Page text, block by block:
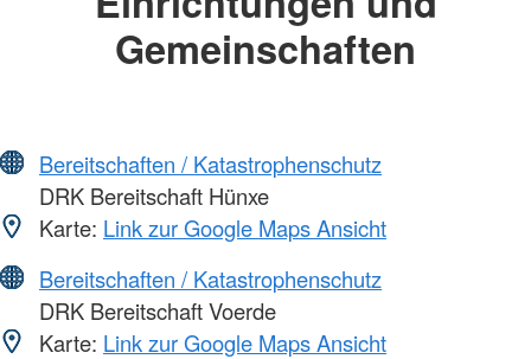
Gemeinschaften
Bereitschaften / Katastrophenschutz
DRK Bereitschaft Hünxe
Karte: Link zur Google Maps Ansicht
Bereitschaften / Katastrophenschutz
DRK Bereitschaft Voerde
Karte: Link zur Google Maps Ansicht